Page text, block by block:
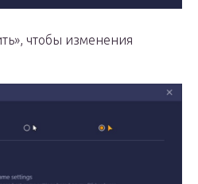
чтобы изменения